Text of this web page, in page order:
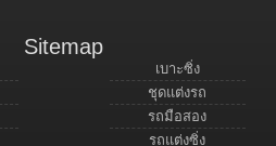
Sitemap
เบาะซิ่ง
ชุดแต่งรถ
รถมือสอง
รถแต่งซิ่ง